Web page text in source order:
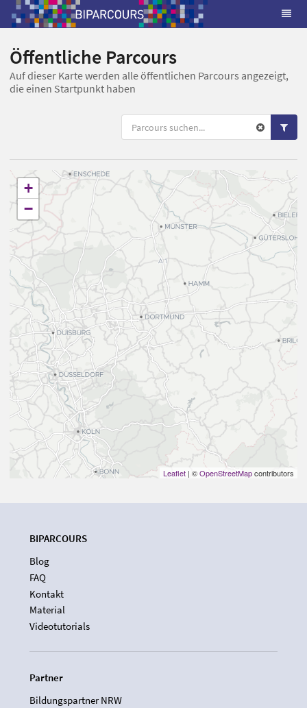
Öffentliche Parcours
Auf dieser Karte werden alle öffentlichen Parcours angezeigt,
die einen Startpunkt haben
+
−
Leaflet | ©OpenStreetMapcontributors
BIPARCOURS
Blog
FAQ
Kontakt
Material
Videotutorials
Partner
Bildungspartner NRW